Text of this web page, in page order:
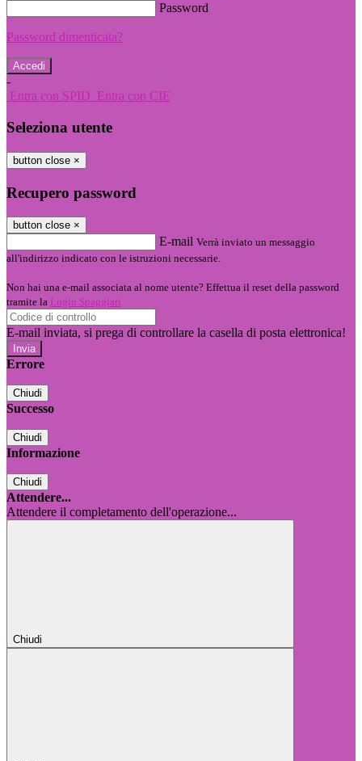
Password
Password dimenticata?
-
Entra con SPID Entra con CIE
Seleziona utente
button close ×
Recupero password
button close ×
E-mail Verrà inviato un messaggio
all'indirizzo indicato con le istruzioni necessarie.
Non hai una e-mail associata al nome utente? Effettua il reset della password
tramite la Login Spaggiari
E-mail inviata, si prega di controllare la casella di posta elettronica!
Errore
Chiudi
Successo
Chiudi
Informazione
Chiudi
Attendere...
Attendere il completamento dell'operazione...
Chiudi